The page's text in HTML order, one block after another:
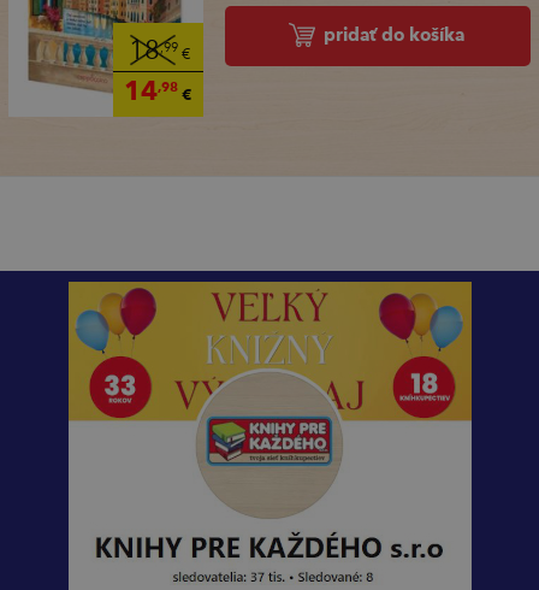
18,99 €
14,98€
pridať do košíka